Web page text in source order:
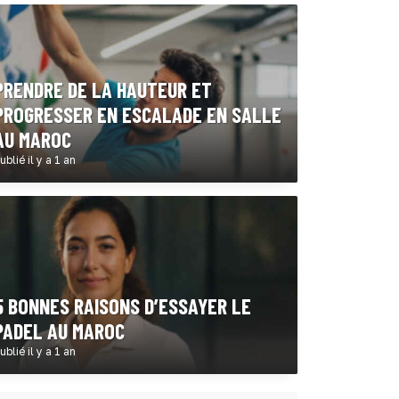
DE LA HAUTEUR ET
EN ESCALADE EN SALLE
MAROC
il y a 1 an
BONNES RAISONS D’ESSAYER LE
AU MAROC
il y a 1 an